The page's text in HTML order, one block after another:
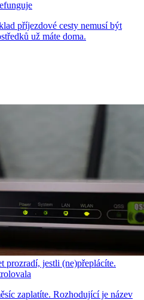
příjezdové cesty nemusí být
už máte doma.
prozradí, jestli (ne)přeplácíte.
zaplatíte. Rozhodující je název